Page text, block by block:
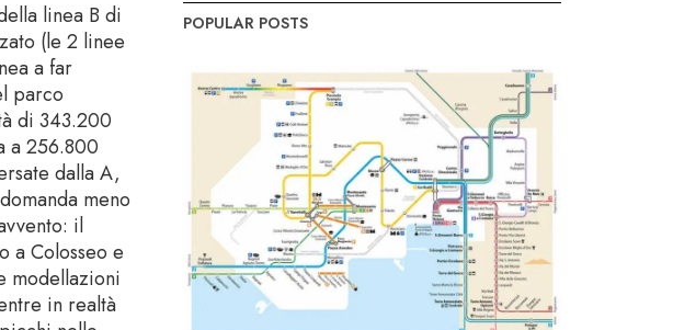
linea B di
(le 2 linee
a far
parco
di 343.200
a 256.800
dalla A,
meno
il
a Colosseo e
modellazioni
in realtà
POPULAR POSTS